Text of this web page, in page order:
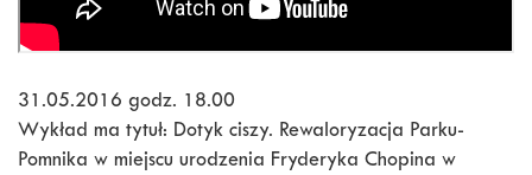
31.05.2016 godz. 18.00
Wykład ma tytuł: Dotyk ciszy. Rewaloryzacja Parku-
Pomnika w miejscu urodzenia Fryderyka Chopina w